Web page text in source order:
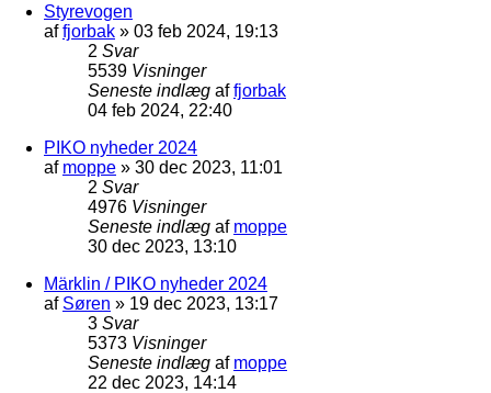
Styrevogen
affjorbak » 03 feb 2024, 19:13
2 Svar
5539 Visninger
Seneste indlæg affjorbak
04 feb 2024, 22:40
PIKO nyheder 2024
af moppe » 30 dec 2023, 11:01
2 Svar
4976 Visninger
Seneste indlæg af moppe
30 dec 2023, 13:10
Märklin / PIKO nyheder 2024
af Søren » 19 dec 2023, 13:17
3 Svar
5373 Visninger
Seneste indlæg af moppe
22 dec 2023, 14:14